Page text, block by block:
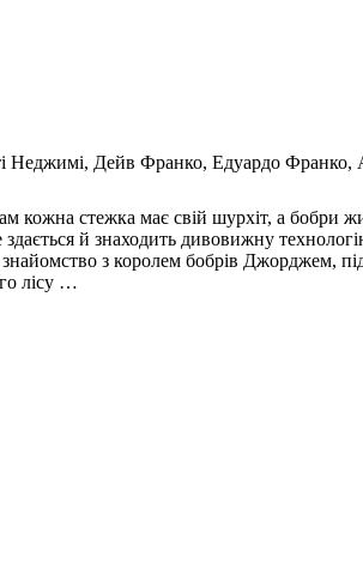
Неджимі, Дейв Франко, Едуардо
кожна стежка має свій шурхіт, а бобри
здається й знаходить дивовижну
з королем бобрів Джорджем,
лісу …